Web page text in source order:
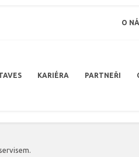
O
KARIÉRA PARTNEŘI